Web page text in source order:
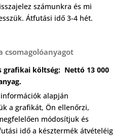
számunkra és mi
Átfutási idő 3-4 hét.
csomagolóanyagot
grafikai költség: Nettó 13 000
alapján
a grafikát, Ön ellenőrzi,
módosítjuk és
idő a késztermék átvételéig